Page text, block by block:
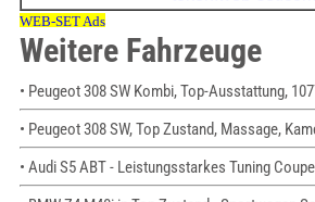
Weitere Fahrzeuge
• Peugeot 308 SW Kombi, Top-Ausstattung,
• Peugeot 308 SW, Top Zustand, Massage,
• Audi S5 ABT - Leistungsstarkes Tuning Coupe